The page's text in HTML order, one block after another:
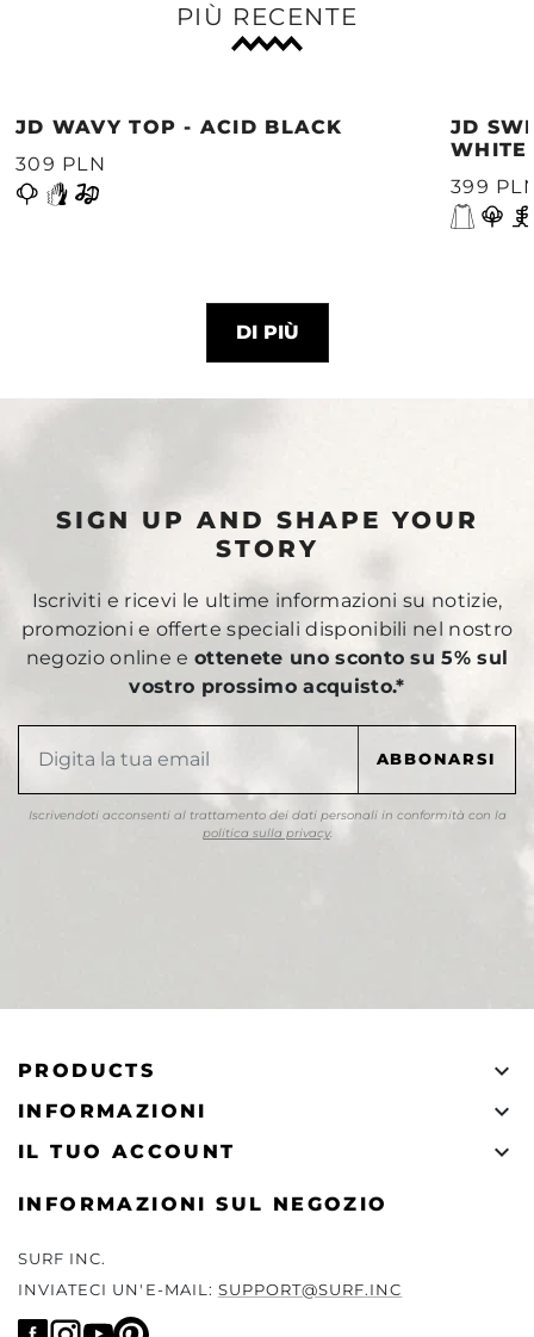
PIÙ RECENTE
JD WAVY TOP - ACID BLACK
309 PLN
JD
WHITE
399
DI PIÙ
SIGN UP AND SHAPE YOUR
STORY
Iscriviti e ricevi le ultime informazioni su notizie,
promozioni e offerte speciali disponibili nel nostro
negozio online eottenete uno sconto su 5% sul
vostro prossimo acquisto.*
Iscrivendoti acconsenti al trattamento dei dati personali in conformità con la
politica sulla privacy.
PRODUCTS 
INFORMAZIONI 
IL TUO ACCOUNT 
INFORMAZIONI SUL NEGOZIO
SURF INC.
INVIATECI UN'E-MAIL: SUPPORT@SURF.INC